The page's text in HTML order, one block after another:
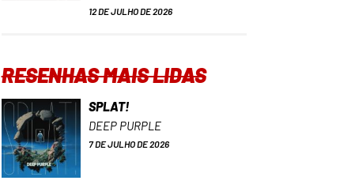
12 DE JULHO DE 2026
RESENHAS MAIS LIDAS
SPLAT!
DEEP PURPLE
7 DE JULHO DE 2026